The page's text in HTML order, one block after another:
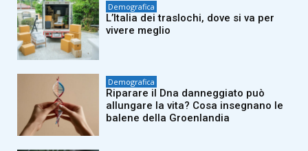
Demografica
L’Italia dei traslochi, dove si va per
vivere meglio
Demografica
Riparare il Dna danneggiato può
allungare la vita? Cosa insegnano le
balene della Groenlandia